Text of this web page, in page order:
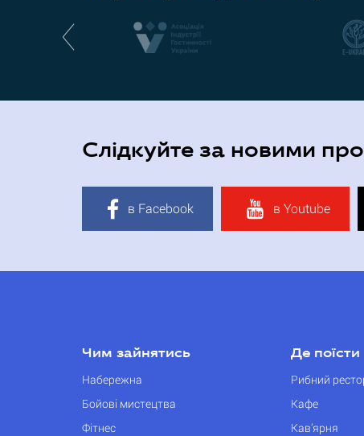
Слідкуйте за новими
в Facebook в Youtube
Чим зайнятись
Набережна
Бойові мистецтва
Фітнес
Де поїсти
Рибний
Кафе
Кав’ярня